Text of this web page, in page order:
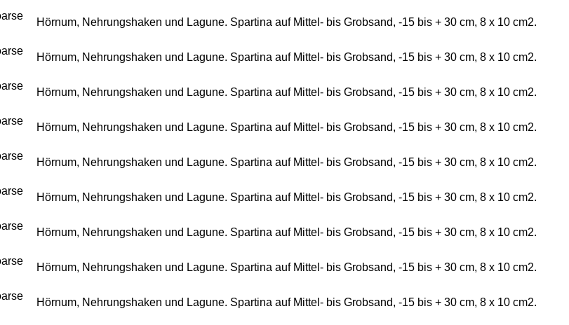
Hörnum, Nehrungshaken und Lagune. Spartina auf Mittel- bis Grobsand, -15 bis + 30 cm, 8 x 10 cm2.
Hörnum, Nehrungshaken und Lagune. Spartina auf Mittel- bis Grobsand, -15 bis + 30 cm, 8 x 10 cm2.
Hörnum, Nehrungshaken und Lagune. Spartina auf Mittel- bis Grobsand, -15 bis + 30 cm, 8 x 10 cm2.
Hörnum, Nehrungshaken und Lagune. Spartina auf Mittel- bis Grobsand, -15 bis + 30 cm, 8 x 10 cm2.
Hörnum, Nehrungshaken und Lagune. Spartina auf Mittel- bis Grobsand, -15 bis + 30 cm, 8 x 10 cm2.
Hörnum, Nehrungshaken und Lagune. Spartina auf Mittel- bis Grobsand, -15 bis + 30 cm, 8 x 10 cm2.
Hörnum, Nehrungshaken und Lagune. Spartina auf Mittel- bis Grobsand, -15 bis + 30 cm, 8 x 10 cm2.
Hörnum, Nehrungshaken und Lagune. Spartina auf Mittel- bis Grobsand, -15 bis + 30 cm, 8 x 10 cm2.
Hörnum, Nehrungshaken und Lagune. Spartina auf Mittel- bis Grobsand, -15 bis + 30 cm, 8 x 10 cm2.